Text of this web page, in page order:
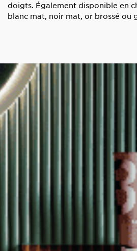
doigts. Également disponible en
blanc mat, noir mat, or brossé ou